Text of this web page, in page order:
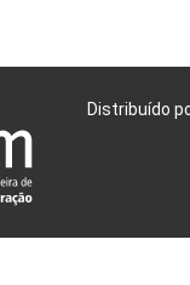
Distribuído